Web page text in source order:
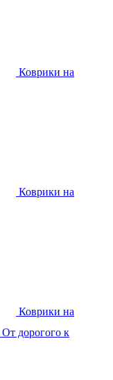
Коврики на
Коврики на
Коврики на
От дорогого к